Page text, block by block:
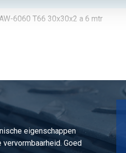
6060 T66 30x30x2 a 6 mtr
6060 T66 45x45x2 a 6 mtr
6060 T66 50x50x2 a 6 mtr
6060 T66 60x60x2 a 6 mtr
eigenschappen
Goed